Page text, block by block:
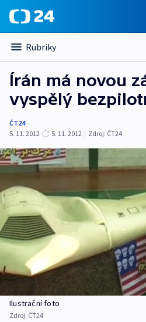
Rubriky
Írán má novou
vyspělý
ČT24
5. 11. 2012
5. 11. 2012 | Zdroj: ČT24
Ilustrační foto
Zdroj: ČT24